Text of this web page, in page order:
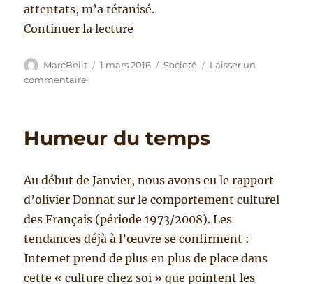
attentats, m’a tétanisé.
Continuer la lecture
Auteur
MarcBelit
Publié
1 mars 2016 Catégories
Societé
Laisser un
commentairesur
Humeur du temps
Au début de Janvier, nous avons eu le rapport
d’olivier Donnat sur le comportement culturel
des Français (période 1973/2008). Les
tendances déjà à l’œuvre se confirment :
Internet prend de plus en plus de place dans
cette « culture chez soi » que pointent les